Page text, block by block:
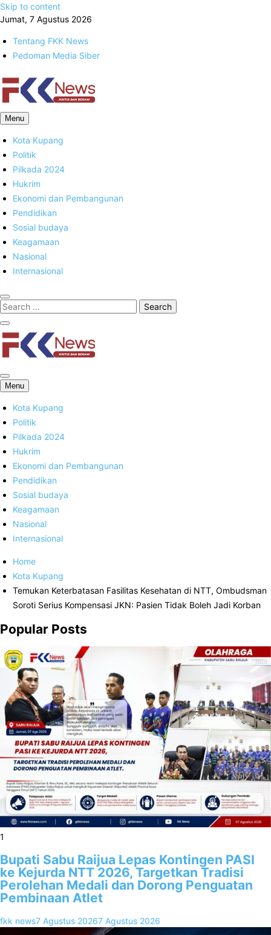
Skip to content
Jumat, 7 Agustus 2026
Tentang FKK News
Pedoman Media Siber
FKK News
Menu
Kota Kupang
Politik
Pilkada 2024
Hukrim
Ekonomi dan Pembangunan
Pendidikan
Sosial budaya
Keagamaan
Nasional
Internasional
FKK News
Menu
Kota Kupang
Politik
Pilkada 2024
Hukrim
Ekonomi dan Pembangunan
Pendidikan
Sosial budaya
Keagamaan
Nasional
Internasional
Home
Kota Kupang
Temukan Keterbatasan Fasilitas Kesehatan di NTT, Ombudsman
Soroti Serius Kompensasi JKN: Pasien Tidak Boleh Jadi Korban
Popular Posts
1
Bupati Sabu Raijua Lepas Kontingen PASI
ke Kejurda NTT 2026, Targetkan Tradisi
Perolehan Medali dan Dorong Penguatan
Pembinaan Atlet
fkk news7 Agustus 20267 Agustus 2026